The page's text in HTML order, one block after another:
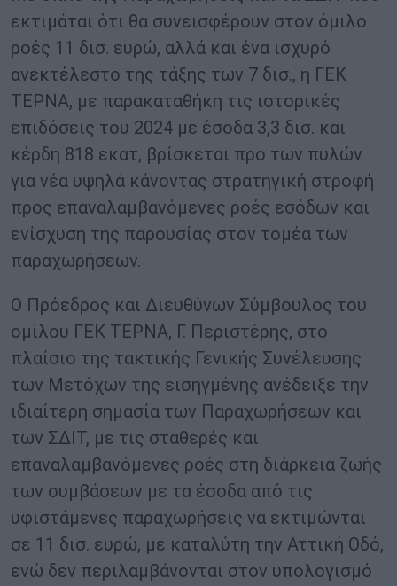
εκτιμάται ότι θα συνεισφέρουν στον όμιλο
ροές 11 δισ. ευρώ, αλλά και ένα ισχυρό
ανεκτέλεστο της τάξης των 7 δισ., η ΓΕΚ
ΤΕΡΝΑ, με παρακαταθήκη τις ιστορικές
επιδόσεις του 2024 με έσοδα 3,3 δισ. και
κέρδη 818 εκατ, βρίσκεται προ των πυλών
για νέα υψηλά κάνοντας στρατηγική στροφή
προς επαναλαμβανόμενες ροές εσόδων και
ενίσχυση της παρουσίας στον τομέα των
παραχωρήσεων.
Ο Πρόεδρος και Διευθύνων Σύμβουλος του
ομίλου ΓΕΚ ΤΕΡΝΑ, Γ. Περιστέρης, στο
πλαίσιο της τακτικής Γενικής Συνέλευσης
των Μετόχων της εισηγμένης ανέδειξε την
ιδιαίτερη σημασία των Παραχωρήσεων και
των ΣΔΙΤ, με τις σταθερές και
επαναλαμβανόμενες ροές στη διάρκεια ζωής
των συμβάσεων με τα έσοδα από τις
υφιστάμενες παραχωρήσεις να εκτιμώνται
σε 11 δισ. ευρώ, με καταλύτη την Αττική Οδό,
ενώ δεν περιλαμβάνονται στον υπολογισμό